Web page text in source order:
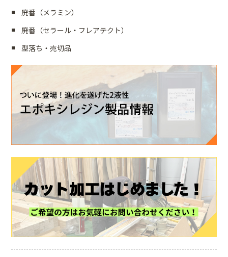
廃番（メラミン）
廃番（セラール・フレアテクト）
型落ち・売切品